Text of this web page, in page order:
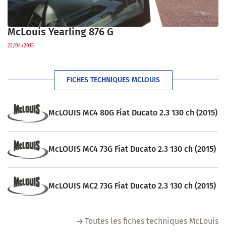
McLouis Yearling 876 G
22/04/2015
FICHES TECHNIQUES MCLOUIS
McLOUIS MC4 80G Fiat Ducato 2.3 130 ch (2015)
McLOUIS MC4 73G Fiat Ducato 2.3 130 ch (2015)
McLOUIS MC2 73G Fiat Ducato 2.3 130 ch (2015)
Toutes les fiches techniques McLouis